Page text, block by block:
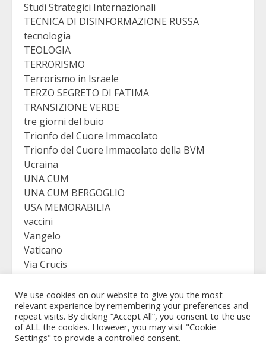
Studi Strategici Internazionali
TECNICA DI DISINFORMAZIONE RUSSA
tecnologia
TEOLOGIA
TERRORISMO
Terrorismo in Israele
TERZO SEGRETO DI FATIMA
TRANSIZIONE VERDE
tre giorni del buio
Trionfo del Cuore Immacolato
Trionfo del Cuore Immacolato della BVM
Ucraina
UNA CUM
UNA CUM BERGOGLIO
USA MEMORABILIA
vaccini
Vangelo
Vaticano
Via Crucis
Viganò
We use cookies on our website to give you the most
relevant experience by remembering your preferences and
repeat visits. By clicking “Accept All”, you consent to the use
of ALL the cookies. However, you may visit "Cookie
Settings" to provide a controlled consent.